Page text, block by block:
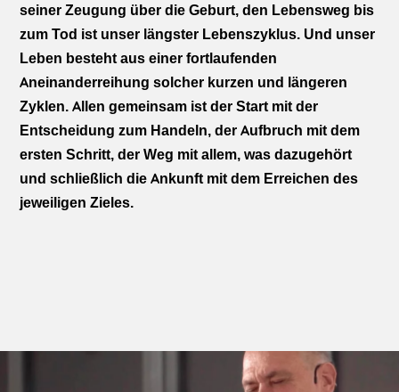
seiner Zeugung über die Geburt, den Lebensweg bis
zum Tod ist unser längster Lebenszyklus. Und unser
Leben besteht aus einer fortlaufenden
Aneinanderreihung solcher kurzen und längeren
Zyklen. Allen gemeinsam ist der Start mit der
Entscheidung zum Handeln, der Aufbruch mit dem
ersten Schritt, der Weg mit allem, was dazugehört
und schließlich die Ankunft mit dem Erreichen des
jeweiligen Zieles.